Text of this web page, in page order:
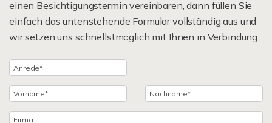
einen Besichtigungstermin vereinbaren, dann füllen Sie
einfach das untenstehende Formular vollständig aus und
wir setzen uns schnellstmöglich mit Ihnen in Verbindung.